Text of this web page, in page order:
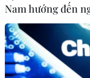
Tai nạn giao
ít nhất 8 người
Nam hướng đến